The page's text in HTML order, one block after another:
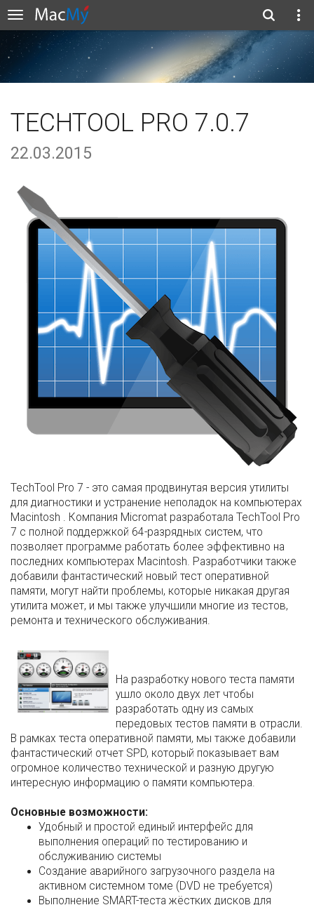
TECHTOOL PRO 7.0.7
22.03.2015
TechTool Pro 7 - это самая продвинутая версия утилиты
для диагностики и устранение неполадок на компьютерах
Macintosh . Компания Micromat разработала TechTool Pro
7 с полной поддержкой 64-разрядных систем, что
позволяет программе работать более эффективно на
последних компьютерах Macintosh. Разработчики также
добавили фантастический новый тест оперативной
памяти, могут найти проблемы, которые никакая другая
утилита может, и мы также улучшили многие из тестов,
ремонта и технического обслуживания.
На разработку нового теста памяти
ушло около двух лет чтобы
разработать одну из самых
передовых тестов памяти в отрасли.
В рамках теста оперативной памяти, мы также добавили
фантастический отчет SPD, который показывает вам
огромное количество технической и разную другую
интересную информацию о памяти компьютера.
Основные возможности:
Удобный и простой единый интерфейс для
выполнения операций по тестированию и
обслуживанию системы
Создание аварийного загрузочного раздела на
активном системном томе (DVD не требуется)
Выполнение SMART-теста жёстких дисков для